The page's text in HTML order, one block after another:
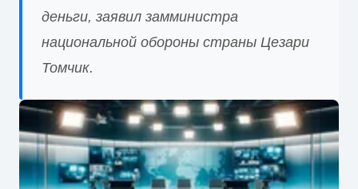
деньги, заявил замминистра
национальной обороны страны Цезари
Томчик.